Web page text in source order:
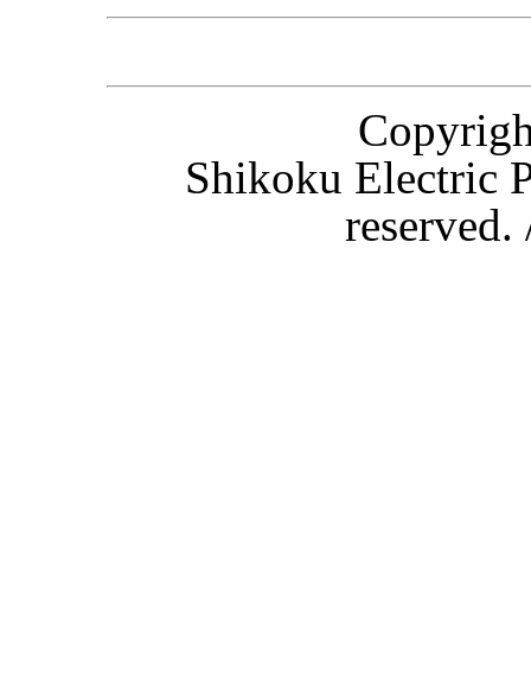
Shikoku Electric
reserved.